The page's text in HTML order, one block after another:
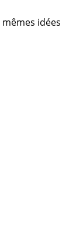
idées